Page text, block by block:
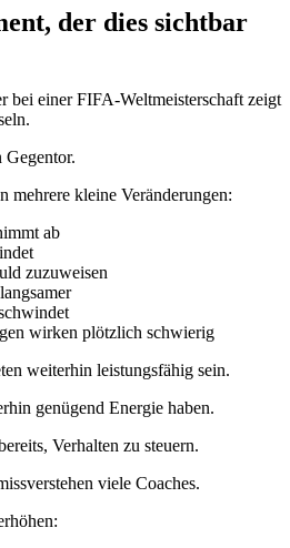
der dies sichtbar
bei einer FIFA-Weltmeisterschaft zeigt
Gegentor.
mehrere kleine Veränderungen:
ab
zuzuweisen
wirken plötzlich schwierig
weiterhin leistungsfähig sein.
genügend Energie haben.
Verhalten zu steuern.
viele Coaches.